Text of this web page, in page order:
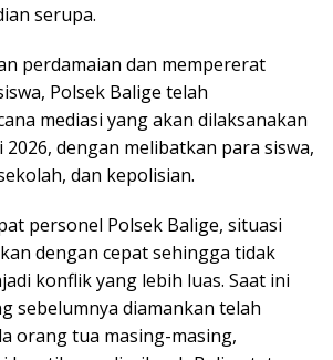
serupa.
perdamaian dan mempererat
Polsek Balige telah
mediasi yang akan dilaksanakan
2026, dengan melibatkan para siswa,
dan kepolisian.
personel Polsek Balige, situasi
dengan cepat sehingga tidak
konflik yang lebih luas. Saat ini
sebelumnya diamankan telah
orang tua masing-masing,